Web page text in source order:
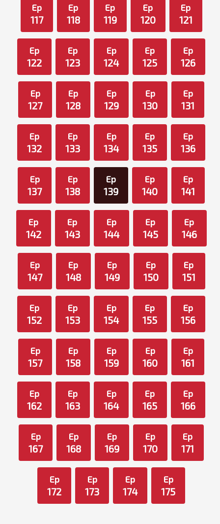
Ep
117
Ep
118
Ep
119
Ep
120
Ep
121
Ep
122
Ep
123
Ep
124
Ep
125
Ep
126
Ep
127
Ep
128
Ep
129
Ep
130
Ep
131
Ep
132
Ep
133
Ep
134
Ep
135
Ep
136
Ep
137
Ep
138
Ep
139
Ep
140
Ep
141
Ep
142
Ep
143
Ep
144
Ep
145
Ep
146
Ep
147
Ep
148
Ep
149
Ep
150
Ep
151
Ep
152
Ep
153
Ep
154
Ep
155
Ep
156
Ep
157
Ep
158
Ep
159
Ep
160
Ep
161
Ep
162
Ep
163
Ep
164
Ep
165
Ep
166
Ep
167
Ep
168
Ep
169
Ep
170
Ep
171
Ep
172
Ep
173
Ep
174
Ep
175